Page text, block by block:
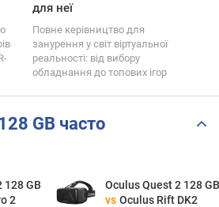
для неї
Повне керівництво для
занурення у світ віртуальної
реальності: від вибору
обладнання до топових ігор
GB часто
128 GB
2
Oculus Quest 2 128 GB
vs Oculus Rift DK2